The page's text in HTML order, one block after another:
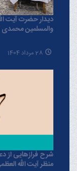
دیدار حضرت آیت
والمسلمین محمدی
28 مرداد 1404
شرح فرازهایی از
منظر آیت الله